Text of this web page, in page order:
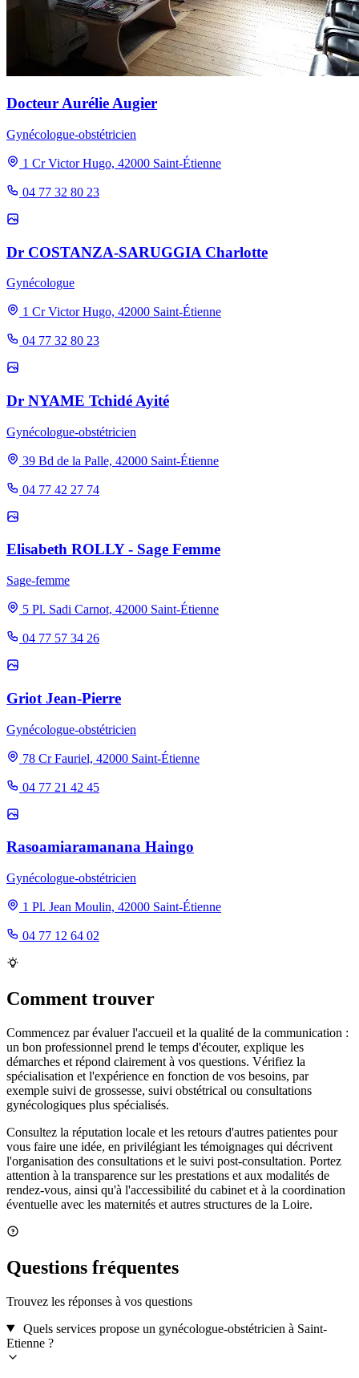
Docteur Aurélie Augier
Gynécologue-obstétricien
1 Cr Victor Hugo, 42000 Saint-Étienne
04 77 32 80 23
Dr COSTANZA-SARUGGIA Charlotte
Gynécologue
1 Cr Victor Hugo, 42000 Saint-Étienne
04 77 32 80 23
Dr NYAME Tchidé Ayité
Gynécologue-obstétricien
39 Bd de la Palle, 42000 Saint-Étienne
04 77 42 27 74
Elisabeth ROLLY - Sage Femme
Sage-femme
5 Pl. Sadi Carnot, 42000 Saint-Étienne
04 77 57 34 26
Griot Jean-Pierre
Gynécologue-obstétricien
78 Cr Fauriel, 42000 Saint-Étienne
04 77 21 42 45
Rasoamiaramanana Haingo
Gynécologue-obstétricien
1 Pl. Jean Moulin, 42000 Saint-Étienne
04 77 12 64 02
Comment trouver
Commencez par évaluer l'accueil et la qualité de la communication :
un bon professionnel prend le temps d'écouter, explique les
démarches et répond clairement à vos questions. Vérifiez la
spécialisation et l'expérience en fonction de vos besoins, par
exemple suivi de grossesse, suivi obstétrical ou consultations
gynécologiques plus spécialisés.
Consultez la réputation locale et les retours d'autres patientes pour
vous faire une idée, en privilégiant les témoignages qui décrivent
l'organisation des consultations et le suivi post-consultation. Portez
attention à la transparence sur les prestations et aux modalités de
rendez-vous, ainsi qu'à l'accessibilité du cabinet et à la coordination
éventuelle avec les maternités et autres structures de la Loire.
Questions fréquentes
Trouvez les réponses à vos questions
Quels services propose un gynécologue-obstétricien à Saint-
Etienne ?